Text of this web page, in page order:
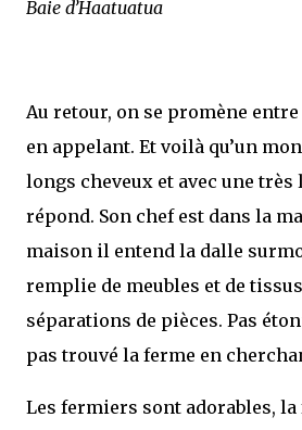
Baie d’Haatuatua
Au retour, on se promène
en appelant. Et voilà qu’un
longs cheveux et avec une très
répond. Son chef est dans la
maison il entend la dalle
remplie de meubles et de
séparations de pièces. Pas
pas trouvé la ferme en
Les fermiers sont adorables, la